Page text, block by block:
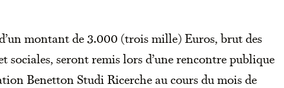
montant de 3.000 (trois mille) Euros, brut des
sociales, seront remis lors d’une rencontre publique
Benetton Studi Ricerche au cours du mois de